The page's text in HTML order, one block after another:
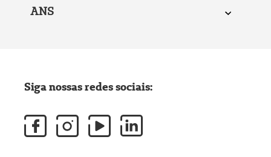
ANS
Siga nossas redes sociais: